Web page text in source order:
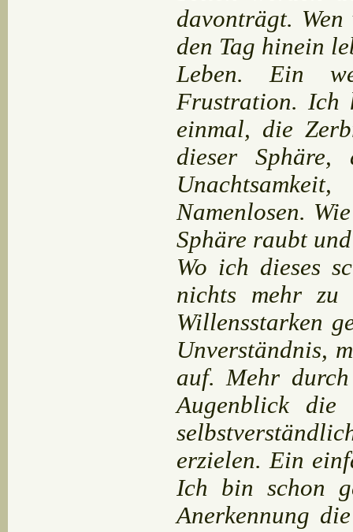
davonträgt.
den Tag hinein
Leben. Ein
Frustration. Ich
einmal, die
dieser
Namenlosen.
Sphäre raubt
Wo ich dieses
nichts mehr zu
Willensstarken
Unverständnis,
auf. Mehr
Augenblick die
erzielen. Ein
Ich bin schon
Anerkennung